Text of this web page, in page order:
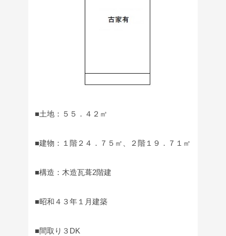
■土地：５５．４２㎡
■建物：１階２４．７５㎡、２階１９．７１㎡
■構造：木造瓦葺2階建
■昭和４３年１月建築
■間取り３DK